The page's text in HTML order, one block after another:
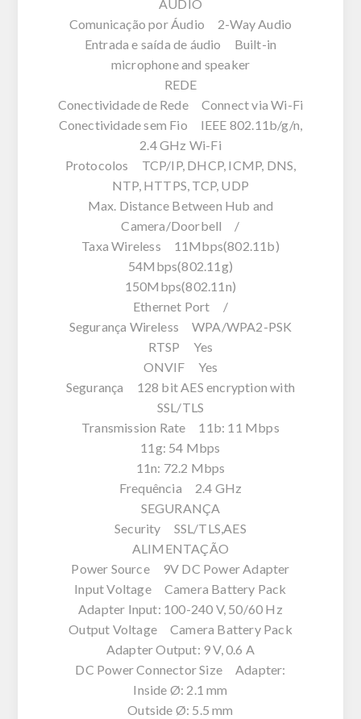
ÁUDIO
Comunicação por Áudio 2-Way Audio
Entrada e saída de áudio Built-in
microphone and speaker
REDE
Conectividade de Rede Connect via Wi-Fi
Conectividade sem Fio IEEE 802.11b/g/n,
2.4 GHz Wi-Fi
Protocolos TCP/IP, DHCP, ICMP, DNS,
NTP, HTTPS, TCP, UDP
Max. Distance Between Hub and
Camera/Doorbell /
Taxa Wireless 11Mbps(802.11b)
54Mbps(802.11g)
150Mbps(802.11n)
Ethernet Port /
Segurança Wireless WPA/WPA2-PSK
RTSP Yes
ONVIF Yes
Segurança 128 bit AES encryption with
SSL/TLS
Transmission Rate 11b: 11 Mbps
11g: 54 Mbps
11n: 72.2 Mbps
Frequência 2.4 GHz
SEGURANÇA
Security SSL/TLS,AES
ALIMENTAÇÃO
Power Source 9V DC Power Adapter
Input Voltage Camera Battery Pack
Adapter Input: 100-240 V, 50/60 Hz
Output Voltage Camera Battery Pack
Adapter Output: 9 V, 0.6 A
DC Power Connector Size Adapter:
Inside Ø: 2.1 mm
Outside Ø: 5.5 mm